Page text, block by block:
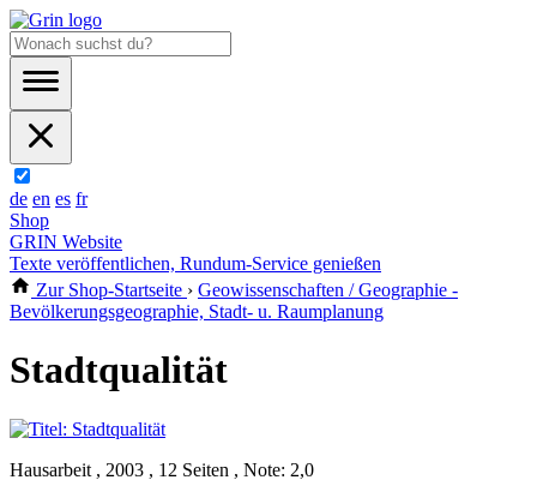
de en es fr
Shop
GRIN Website
Texte veröffentlichen, Rundum-Service genießen
Zur Shop-Startseite › Geowissenschaften / Geographie -
Bevölkerungsgeographie, Stadt- u. Raumplanung
Stadtqualität
Hausarbeit , 2003 , 12 Seiten , Note: 2,0